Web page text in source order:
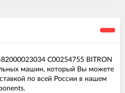
C00254755 BITRON
машин, который Вы можете
по всей России в нашем